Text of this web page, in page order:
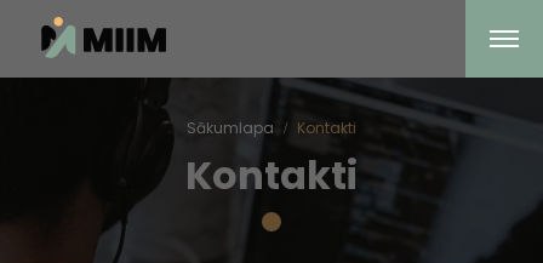
Sākumlapa Kontakti
Kontakti